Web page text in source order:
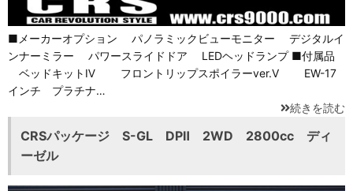
■メーカーオプション パノラミックビューモニター デジタルイ
ンナーミラー パワースライドドア LEDヘッドランプ ■付属品
ベッドキットⅣ フロントリップスポイラーver.Ⅴ EW-17
インチ プラチナ…
続きを読む
CRSパッケージ S-GL DPⅡ 2WD 2800cc ディ
ーゼル